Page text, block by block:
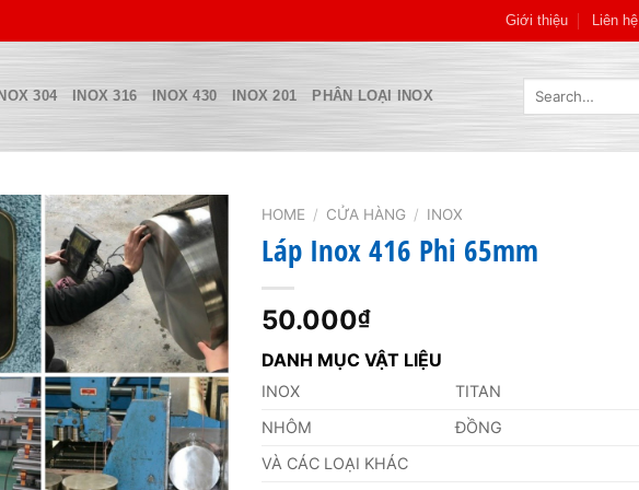
Giới thiệu Liên hệ
INOX 304 INOX 316 INOX 430 INOX 201 PHÂN LOẠI INOX
Search
HOME / CỬA HÀNG / INOX
Láp Inox 416 Phi 65mm
50.000₫
DANH MỤC VẬT LIỆU
INOX TITAN
NHÔM
ĐỒNG
VÀ CÁC LOẠI KHÁC